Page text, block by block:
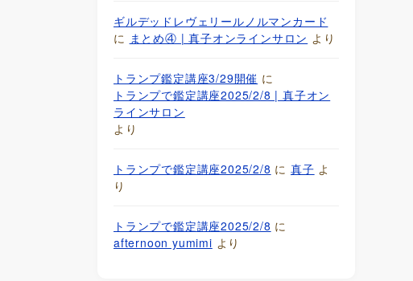
ギルデッドレヴェリールノルマンカード
に まとめ④ | 真子オンラインサロン より
トランプ鑑定講座3/29開催 に
トランプで鑑定講座2025/2/8 | 真子オン
ラインサロン
より
トランプで鑑定講座2025/2/8 に真子 よ
り
トランプで鑑定講座2025/2/8 に
afternoon yumimi より